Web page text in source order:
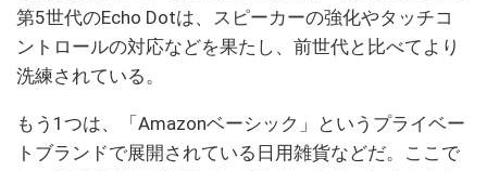
第5世代のEcho Dotは、スピーカーの強化やタッチコ
ントロールの対応などを果たし、前世代と比べてより
洗練されている。
もう1つは、「Amazonベーシック」というプライベー
トブランドで展開されている日用雑貨などだ。ここで